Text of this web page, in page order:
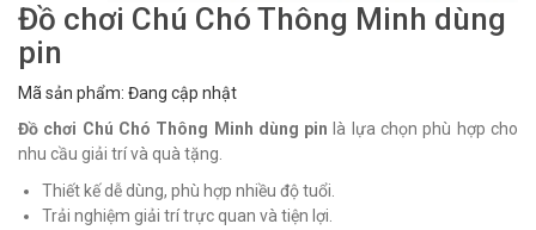
Đồ chơi Chú Chó Thông Minh dùng
pin
Mã sản phẩm: Đang cập nhật
Đồ chơi Chú Chó Thông Minh dùng pin là lựa chọn phù hợp cho
nhu cầu giải trí và quà tặng.
Thiết kế dễ dùng, phù hợp nhiều độ tuổi.
Trải nghiệm giải trí trực quan và tiện lợi.